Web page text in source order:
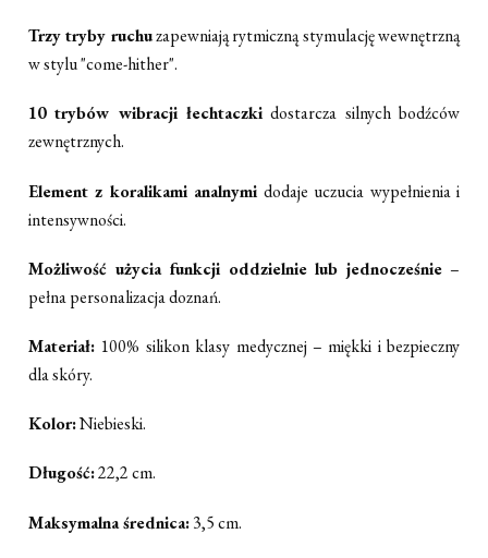
Trzy tryby ruchuzapewniają rytmiczną stymulację wewnętrzną
w stylu "come-hither".
10 trybów wibracji łechtaczki dostarcza silnych bodźców
zewnętrznych.
Element z koralikami analnymi dodaje uczucia wypełnienia i
intensywności.
Możliwość użycia funkcji oddzielnie lub jednocześnie –
pełna personalizacja doznań.
Materiał: 100% silikon klasy medycznej – miękki i bezpieczny
dla skóry.
Kolor:Niebieski.
Długość:22,2 cm.
Maksymalna średnica:3,5 cm.